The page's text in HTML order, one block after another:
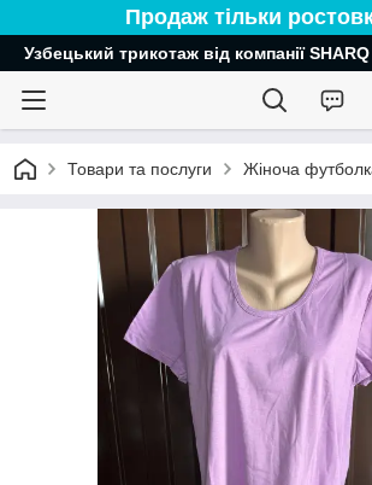
Продаж тільки
Узбецький трикотаж від компанії SHARQ
Товари та послуги Жіноча